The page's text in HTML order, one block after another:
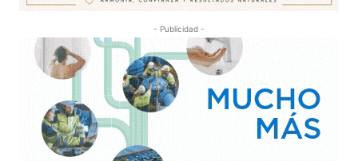
- Publicidad -